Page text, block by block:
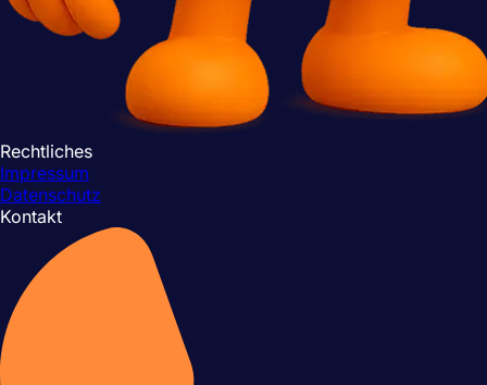
Rechtliches
Impressum
Datenschutz
Kontakt